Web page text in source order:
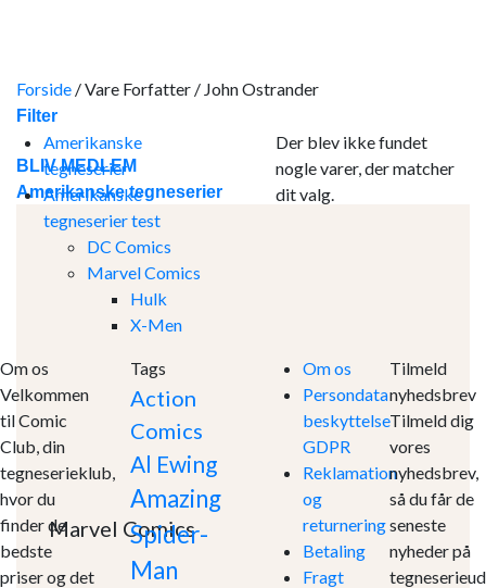
BLIV MEDLEM
Amerikanske tegneserier
Marvel Comics
Forside /Vare Forfatter / John Ostrander
Filter
Amerikanske
tegneserier
Amerikanske
tegneserier test
DC Comics
Marvel Comics
Hulk
X-Men
Der blev ikke fundet
nogle varer, der matcher
dit valg.
Om os
Velkommen
til Comic
Club, din
tegneserieklub,
hvor du
finder de
bedste
priser og det
Tags
Action
Comics
Al Ewing
Amazing
Spider-
Man
Om os
Persondata
beskyttelse
GDPR
Reklamation
og
returnering
Betaling
Fragt
Tilmeld
nyhedsbrev
Tilmeld dig
vores
nyhedsbrev,
så du får de
seneste
nyheder på